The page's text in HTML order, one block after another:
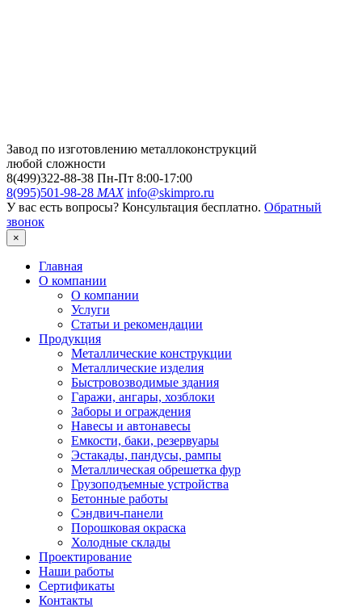
Завод по изготовлению металлоконструкций
любой сложности
8(499)322-88-38 Пн-Пт 8:00-17:00
8(995)501-98-28 MAX info@skimpro.ru
У вас есть вопросы? Консультация бесплатно. Обратный
звонок
×
Главная
О компании
О компании
Услуги
Статьи и рекомендации
Продукция
Металлические конструкции
Металлические изделия
Быстровозводимые здания
Гаражи, ангары, хозблоки
Заборы и ограждения
Навесы и автонавесы
Емкости, баки, резервуары
Эстакады, пандусы, рампы
Металлическая обрешетка фур
Грузоподъемные устройства
Бетонные работы
Сэндвич-панели
Порошковая окраска
Холодные склады
Проектирование
Наши работы
Сертификаты
Контакты